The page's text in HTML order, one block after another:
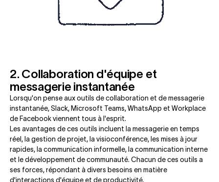
2. Collaboration d'équipe et
messagerie instantanée
Lorsqu'on pense aux outils de collaboration et de messagerie
instantanée, Slack, Microsoft Teams, WhatsApp et Workplace
de Facebook viennent tous à l'esprit.
Les avantages de ces outils incluent la messagerie en temps
réel, la gestion de projet, la visioconférence, les mises à jour
rapides, la communication informelle, la communication interne
et le développement de communauté. Chacun de ces outils a
ses forces, répondant à divers besoins en matière
d'interactions d'équipe et de productivité.